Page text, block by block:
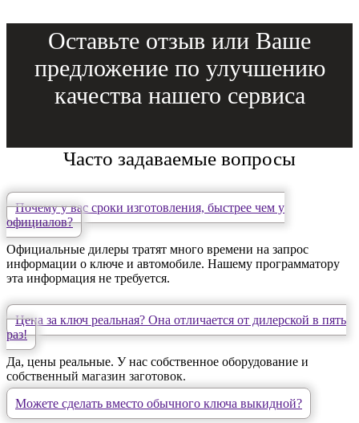
Оставьте отзыв или Ваше
предложение по улучшению
качества нашего сервиса
Часто задаваемые вопросы
Почему у вас сроки изготовления, быстрее чем у
официалов?
Официальные дилеры тратят много времени на запрос
информации о ключе и автомобиле. Нашему программатору
эта информация не требуется.
Цена за ключ реальная? Она отличается от дилерской в пять
раз!
Да, цены реальные. У нас собственное оборудование и
собственный магазин заготовок.
Можете сделать вместо обычного ключа выкидной?